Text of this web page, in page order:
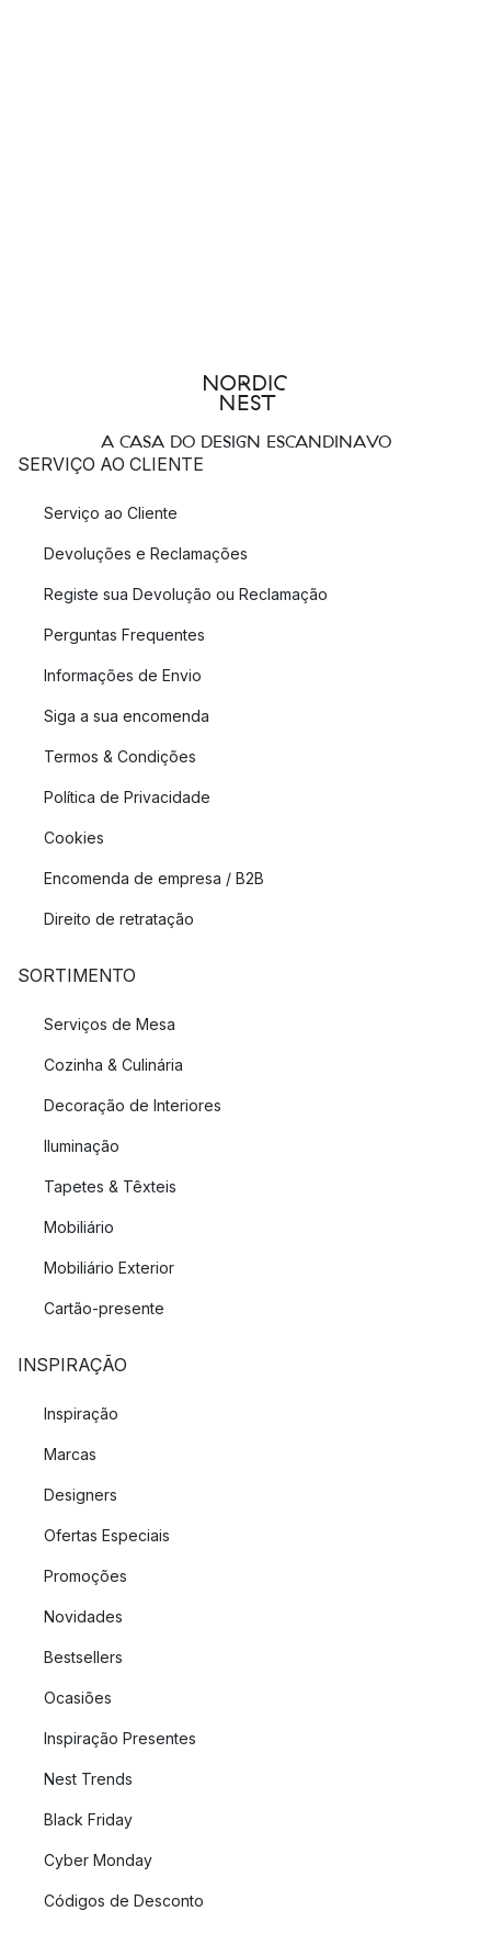
A CASA DO DESIGN ESCANDINAVO
SERVIÇO AO CLIENTE
Serviço ao Cliente
Devoluções e Reclamações
Registe sua Devolução ou Reclamação
Perguntas Frequentes
Informações de Envio
Siga a sua encomenda
Termos & Condições
Política de Privacidade
Cookies
Encomenda de empresa / B2B
Direito de retratação
SORTIMENTO
Serviços de Mesa
Cozinha & Culinária
Decoração de Interiores
Iluminação
Tapetes & Têxteis
Mobiliário
Mobiliário Exterior
Cartão-presente
INSPIRAÇÃO
Inspiração
Marcas
Designers
Ofertas Especiais
Promoções
Novidades
Bestsellers
Ocasiões
Inspiração Presentes
Nest Trends
Black Friday
Cyber Monday
Códigos de Desconto